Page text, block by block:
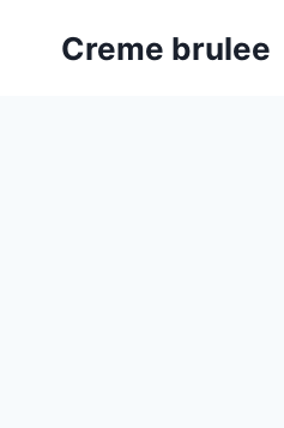
Creme brulee